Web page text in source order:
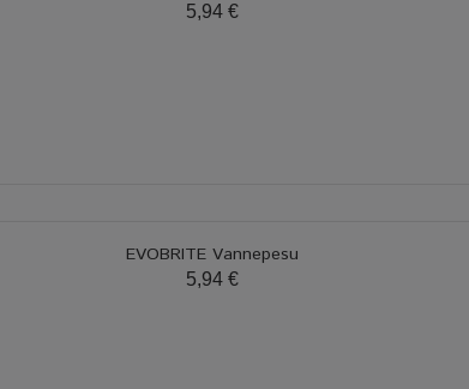
5,94 €
EVOBRITE Vannepesu
5,94 €